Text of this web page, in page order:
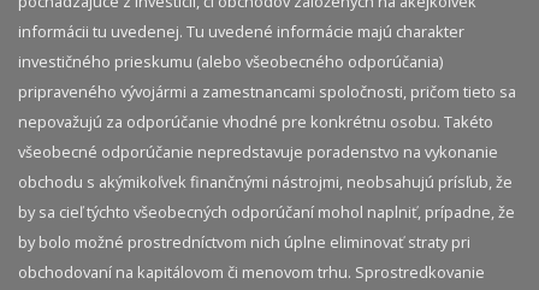
informácii tu uvedenej. Tu uvedené informácie majú charakter
investičného prieskumu (alebo všeobecného odporúčania)
pripraveného vývojármi a zamestnancami spoločnosti, pričom tieto sa
nepovažujú za odporúčanie vhodné pre konkrétnu osobu. Takéto
všeobecné odporúčanie nepredstavuje poradenstvo na vykonanie
obchodu s akýmikoľvek finančnými nástrojmi, neobsahujú prísľub, že
by sa cieľ týchto všeobecných odporúčaní mohol naplniť, prípadne, že
by bolo možné prostredníctvom nich úplne eliminovať straty pri
obchodovaní na kapitálovom či menovom trhu. Sprostredkovanie